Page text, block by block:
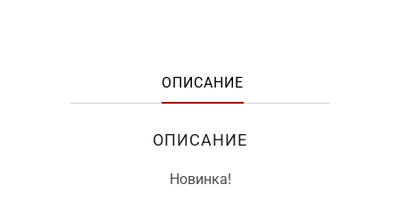
ОПИСАНИЕ
ОПИСАНИЕ
Новинка!